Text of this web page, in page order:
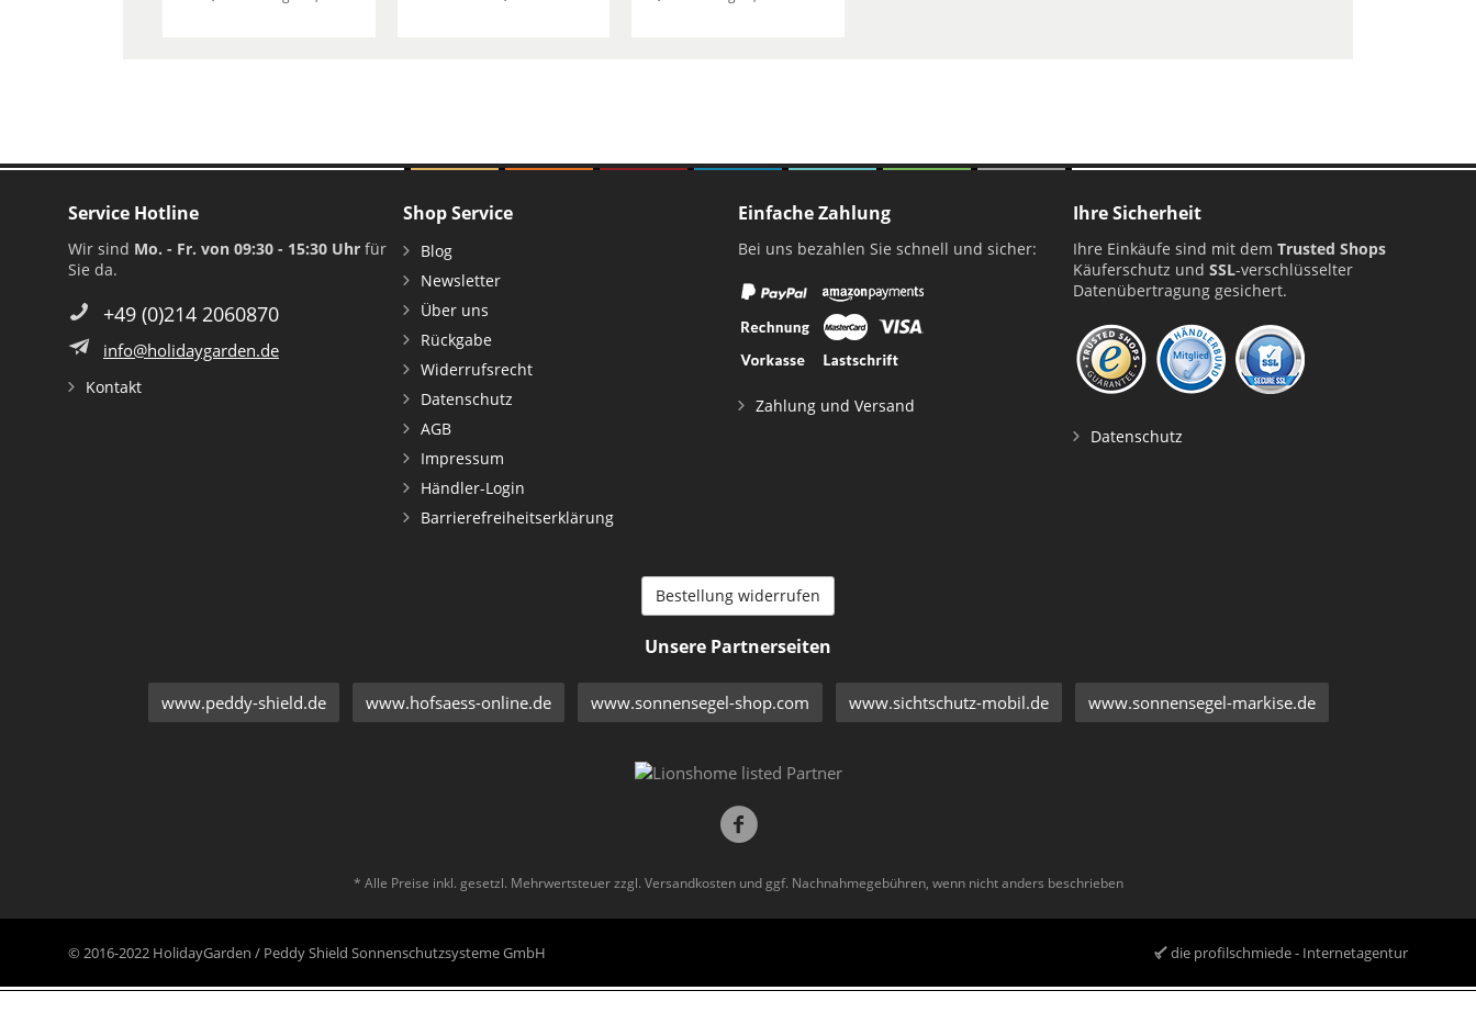
Service Hotline
Wir sind Mo. - Fr. von 09:30 - 15:30 Uhr für
Sie da.
+49 (0)214 2060870
info@holidaygarden.de
Kontakt
Shop Service
Blog
Newsletter
Über uns
Rückgabe
Widerrufsrecht
Datenschutz
AGB
Impressum
Händler-Login
Barrierefreiheitserklärung
Einfache Zahlung
Bei uns bezahlen Sie schnell und sicher:
Zahlung und Versand
Ihre Sicherheit
Ihre Einkäufe sind mit dem Trusted Shops
Käuferschutz und SSL-verschlüsselter
Datenübertragung gesichert.
Datenschutz
Bestellung widerrufen
Unsere Partnerseiten
www.peddy-shield.de www.hofsaess-online.de www.sonnensegel-shop.com www.sichtschutz-mobil.de www.sonnensegel-markise.de
* Alle Preise inkl. gesetzl. Mehrwertsteuer zzgl. Versandkostenund ggf. Nachnahmegebühren, wenn nicht anders beschrieben
© 2016-2022 HolidayGarden / Peddy Shield Sonnenschutzsysteme GmbH die profilschmiede - Internetagentur